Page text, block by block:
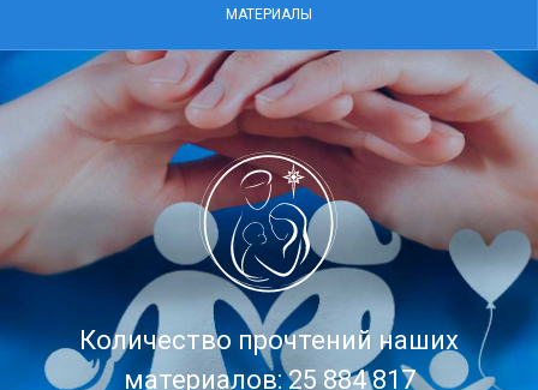
МАТЕРИАЛЫ
Количество прочтений наших
материалов: 25 884 817